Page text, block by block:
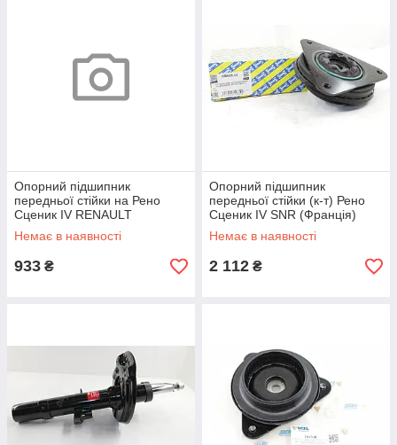
Опорний підшипник
передньої стійки на Рено
Сценик IV RENAULT
(Оригінал) 543258271R
Немає в наявності
933 ₴
Опорний підшипник
передньої стійки (к-т) Рено
Сценик IV SNR (Франція)
KB66848
Немає в наявності
2 112 ₴